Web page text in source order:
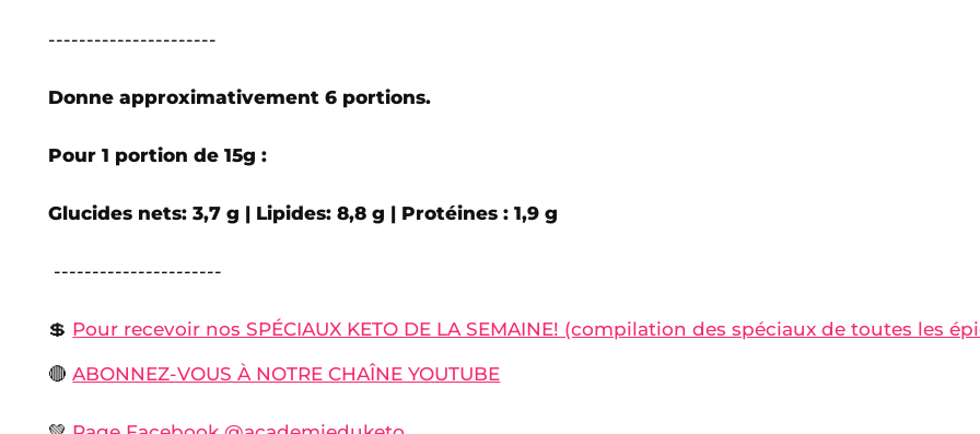
----------------------
Donne approximativement 6 portions.
Pour 1 portion de 15g :
Glucides nets: 3,7 g | Lipides: 8,8 g | Protéines : 1,9 g
----------------------
💲 Pour recevoir nos SPÉCIAUX KETO DE LA SEMAINE! (compilation des spéciaux de toutes les
🔴ABONNEZ-VOUS À NOTRE CHAÎNE YOUTUBE